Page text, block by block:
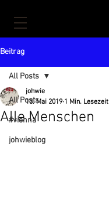
Beitrag
All Posts
#vienna
johwieblog
All Posts
Alle Menschen
johwie
13. Mai 2019 1 Min. Lesezeit